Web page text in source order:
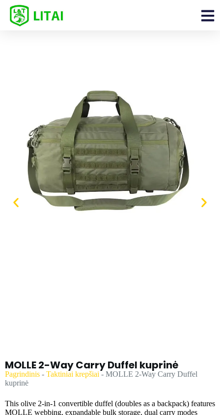
MOLLE 2-Way Carry Duffel kuprinė
Pagrindinis - Taktiniai krepšiai - MOLLE 2-Way Carry Duffel
kuprinė
This olive 2-in-1 convertible duffel (doubles as a backpack) features
MOLLE webbing, expandable bulk storage, dual carry modes